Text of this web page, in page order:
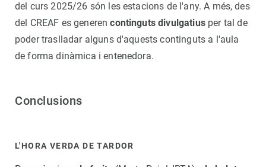
del curs 2025/26 són les estacions de l'any. A més, des
del CREAF es generencontinguts divulgatiusper tal de
poder traslladar alguns d'aquests continguts a l'aula
de forma dinàmica i entenedora.
Conclusions
L'HORA VERDA DE TARDOR